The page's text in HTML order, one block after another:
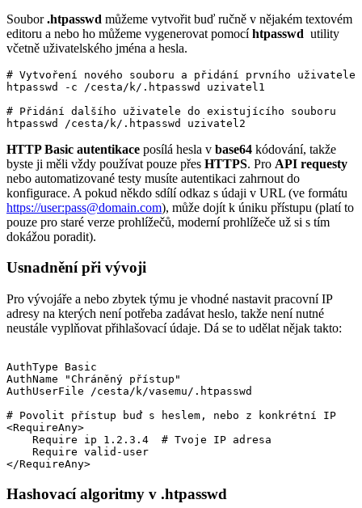
Soubor.htpasswd můžeme vytvořit buď ručně v nějakém textovém
editoru a nebo ho můžeme vygenerovat pomocíhtpasswd utility
včetně uživatelského jména a hesla.
# Vytvoření nového souboru a přidání prvního
htpasswd -c /cesta/k/.htpasswd uzivatel1
# Přidání dalšího uživatele do existujícího souboru
htpasswd /cesta/k/.htpasswd uzivatel2
HTTP Basic autentikace posílá hesla v base64 kódování, takže
byste ji měli vždy používat pouze přes HTTPS. Pro API requesty
nebo automatizované testy musíte autentikaci zahrnout do
konfigurace. A pokud někdo sdílí odkaz s údaji v URL (ve formátu
https://user:pass@domain.com), může dojít k úniku přístupu (platí to
pouze pro staré verze prohlížečů, moderní prohlížeče už si s tím
dokážou poradit).
Usnadnění při vývoji
Pro vývojáře a nebo zbytek týmu je vhodné nastavit pracovní IP
adresy na kterých není potřeba zadávat heslo, takže není nutné
neustále vyplňovat přihlašovací údaje. Dá se to udělat nějak takto:
AuthType Basic
AuthName "Chráněný přístup"
AuthUserFile /cesta/k/vasemu/.htpasswd
# Povolit přístup buď s heslem, nebo z konkrétní IP
<RequireAny>
    Require ip 1.2.3.4  # Tvoje IP adresa
    Require valid-user
</RequireAny>
Hashovací algoritmy v .htpasswd